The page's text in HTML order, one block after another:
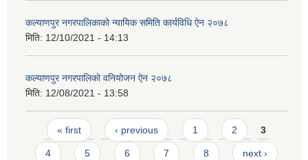
कल्याणपुर नगरपालिकाको न्यायिक समिति कार्यविधि ऐन २०७८
मिति: 12/10/2021 - 14:13
कल्याणपुर नगरपालिकाे वनियोजन ऐन २०७८
मिति: 12/08/2021 - 13:58
Pages
« first ‹ previous 1 2 3
4 5 6 7 8 next ›